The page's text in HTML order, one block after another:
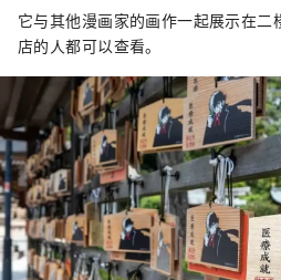
它与其他漫画家的画作一起展示在
店的人都可以查看。